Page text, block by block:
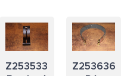
Z253533.18